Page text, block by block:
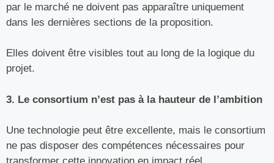
par le marché ne doivent pas apparaître uniquement
dans les dernières sections de la proposition.
Elles doivent être visibles tout au long de la logique du
projet.
3. Le consortium n’est pas à la hauteur de l’ambition
Une technologie peut être excellente, mais le consortium
ne pas disposer des compétences nécessaires pour